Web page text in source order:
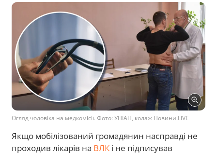
Огляд чоловіка на медкомісії. Фото: УНІАН, колаж Новини.LIVE
Якщо мобілізований громадянин насправді не
проходив лікарів на ВЛК і не підписував